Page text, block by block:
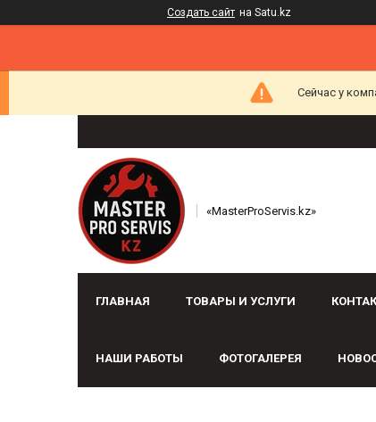
Создать сайт на Satu.kz
Сейчас у
«MasterProServis.kz»
ГЛАВНАЯ ТОВАРЫ И УСЛУГИ
НАШИ РАБОТЫ ФОТОГАЛЕРЕЯ